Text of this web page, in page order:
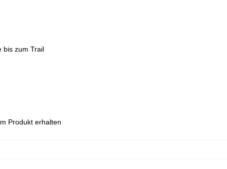
bis zum Trail
Produkt erhalten